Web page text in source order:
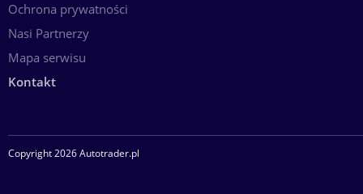
Ochrona prywatności
Nasi Partnerzy
Mapa serwisu
Kontakt
Copyright 2026 Autotrader.pl